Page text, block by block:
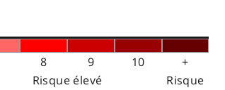
8 9 10
+
Risque élevé
Risque